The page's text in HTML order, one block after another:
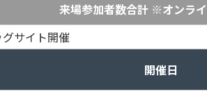
来場参加者数合計 ※オンラ
サイト開催
開催日